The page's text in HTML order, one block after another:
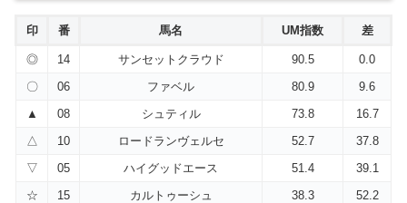
印 番 馬名 UM指数 差
◎ 14 サンセットクラウド 90.5
0.0
〇
06 ファベル 80.9
9.6
▲
08 シュティル 73.8
16.7
△
10 ロードランヴェルセ 52.7
37.8
▽
05 ハイグッドエース 51.4
39.1
☆
15 カルトゥーシュ 38.3
52.2